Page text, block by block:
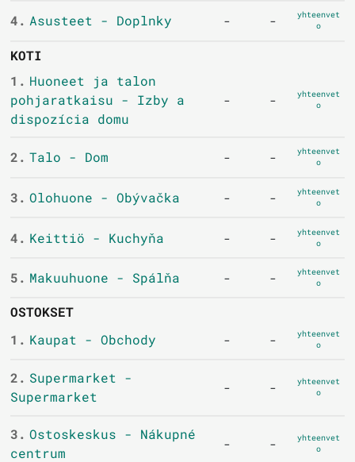
4. Asusteet - Doplnky - -
yhteenvet
o
KOTI
1. Huoneet ja talon
pohjaratkaisu - Izby a
dispozícia domu
- -
yhteenvet
o
2. Talo - Dom - -
yhteenvet
o
3. Olohuone - Obývačka - -
yhteenvet
o
4. Keittiö - Kuchyňa - -
yhteenvet
o
5. Makuuhuone - Spálňa - -
yhteenvet
o
OSTOKSET
1. Kaupat - Obchody - -
yhteenvet
o
2. Supermarket -
Supermarket
- -
yhteenvet
o
3. Ostoskeskus - Nákupné
centrum
- -
yhteenvet
o